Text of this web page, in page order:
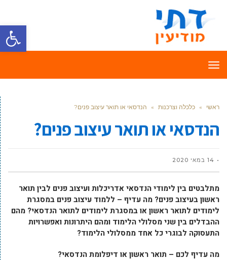
פתח
תפריט
ראשי » כלכלה וצרכנות » הנדסאי או תואר עיצוב פנים?
הנדסאי או תואר עיצוב פנים?
14 במאי 2020
מתלבטים בין לימודי הנדסאי אדריכלות ועיצוב פנים לבין תואר
ראשון בעיצוב פנים? מה עדיף – ללמוד עיצוב פנים במסגרת
לימודים לתואר ראשון או במסגרת לימודים לתואר הנדסאי? מהם
ההבדלים בין שני מסלולי הלימוד ומהם היתרונות ואפשרויות
התעסוקה לבוגרי כל אחד ממסלולי הלימוד?
מה עדיף לכם – תואר ראשון או דיפלומת הנדסאי?